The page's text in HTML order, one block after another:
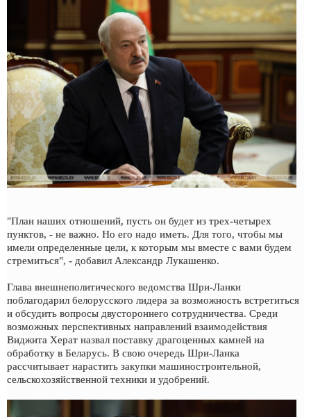
"План наших отношений, пусть он будет из трех-четырех
пунктов, - не важно. Но его надо иметь. Для того, чтобы мы
имели определенные цели, к которым мы вместе с вами будем
стремиться", - добавил Александр Лукашенко.
Глава внешнеполитического ведомства Шри-Ланки
поблагодарил белорусского лидера за возможность встретиться
и обсудить вопросы двустороннего сотрудничества. Среди
возможных перспективных направлений взаимодействия
Виджита Херат назвал поставку драгоценных камней на
обработку в Беларусь. В свою очередь Шри-Ланка
рассчитывает нарастить закупки машиностроительной,
сельскохозяйственной техники и удобрений.